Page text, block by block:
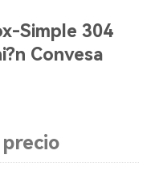
Simple 304
Convesa